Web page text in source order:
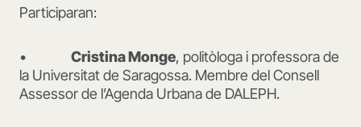
Participaran:
• Cristina Monge, politòloga i professora de
la Universitat de Saragossa. Membre del Consell
Assessor de l’Agenda Urbana de DALEPH.